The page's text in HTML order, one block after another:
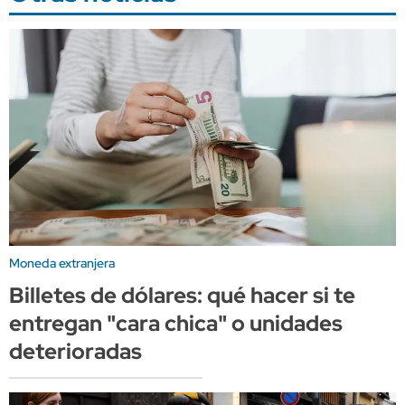
Moneda extranjera
Billetes de dólares: qué hacer si te
entregan "cara chica" o unidades
deterioradas